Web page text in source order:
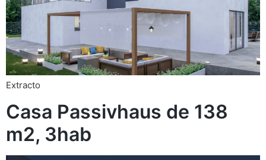
Extracto
Casa Passivhaus de 138
m2, 3hab